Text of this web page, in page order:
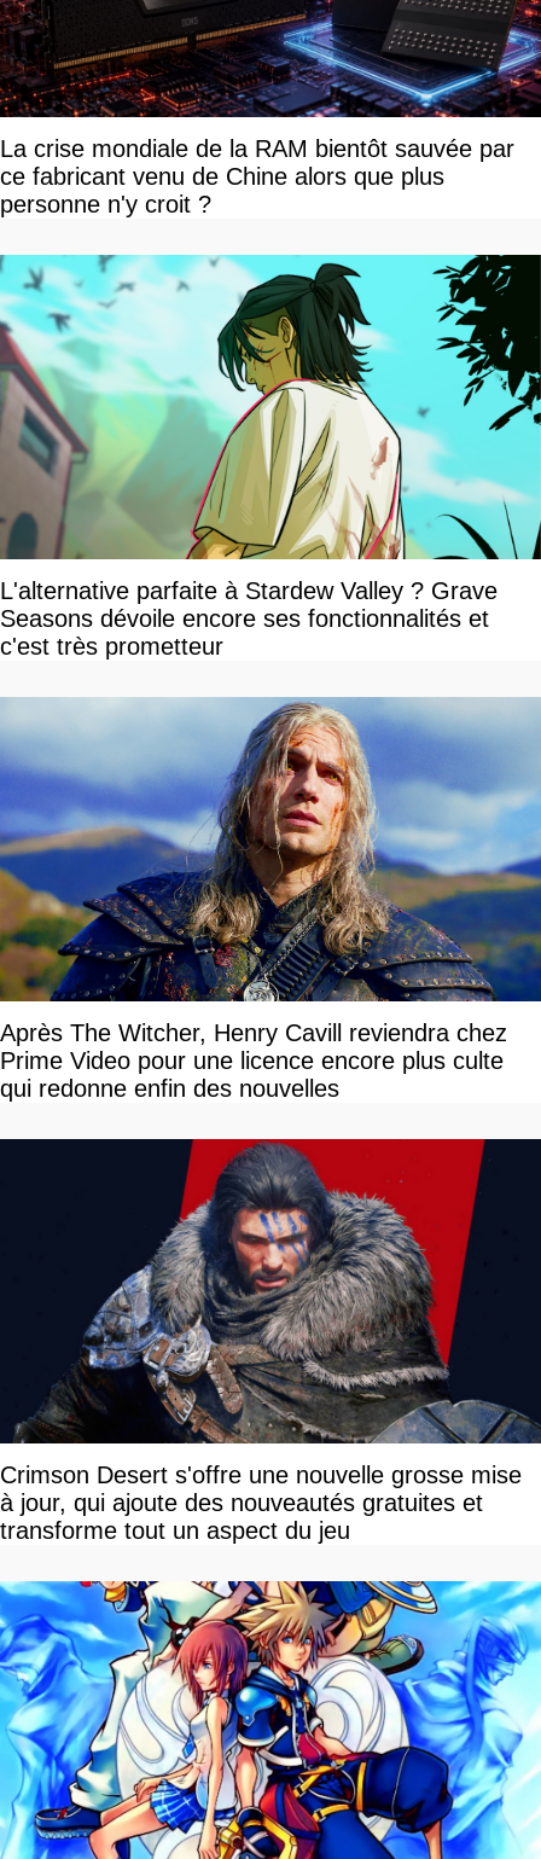
La crise mondiale de la RAM bientôt sauvée par
ce fabricant venu de Chine alors que plus
personne n'y croit ?
L'alternative parfaite à Stardew Valley ? Grave
Seasons dévoile encore ses fonctionnalités et
c'est très prometteur
Après The Witcher, Henry Cavill reviendra chez
Prime Video pour une licence encore plus culte
qui redonne enfin des nouvelles
Crimson Desert s'offre une nouvelle grosse mise
à jour, qui ajoute des nouveautés gratuites et
transforme tout un aspect du jeu